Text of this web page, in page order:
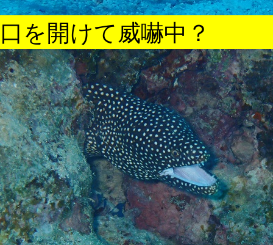
口を開けて威嚇中？